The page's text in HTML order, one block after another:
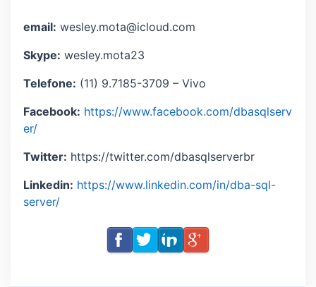
email: wesley.mota@icloud.com
Skype: wesley.mota23
Telefone: (11) 9.7185-3709 – Vivo
Facebook: https://www.facebook.com/dbasqlserv
er/
Twitter: https://twitter.com/dbasqlserverbr
Linkedin: https://www.linkedin.com/in/dba-sql-
server/